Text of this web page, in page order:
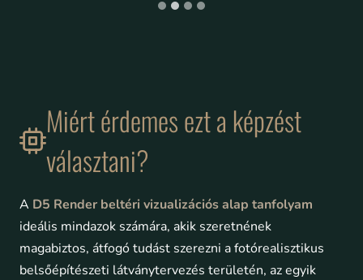
Miért érdemes ezt a képzést
választani?
A D5 Render beltéri vizualizációs alap tanfolyam
ideális mindazok számára, akik szeretnének
magabiztos, átfogó tudást szerezni a fotórealisztikus
belsőépítészeti látványtervezés területén, az egyik